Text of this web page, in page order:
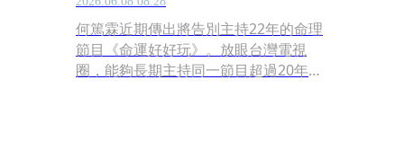
何篤霖近期傳出將告別主持22年的命理
節目《命運好好玩》。放眼台灣電視
圈，能夠長期主持同一節目超過20年並